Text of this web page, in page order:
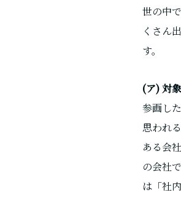
世の中
くさん
す。
(ア) 対
参画し
思われ
ある会
の会社
は「社